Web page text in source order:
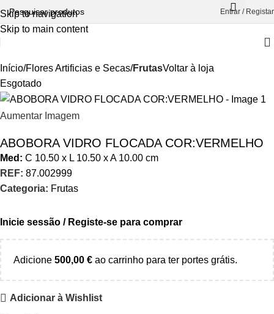
Skip to navigation
Skip to main content
Entrar / Registar
Início Flores Artificias e Secas FrutasVoltar à loja
Esgotado
Aumentar Imagem
ABOBORA VIDRO FLOCADA COR:VERMELHO
Med: C 10.50 x L 10.50 xA 10.00 cm
REF: 87.002999
Categoria: Frutas
Inicie sessão / Registe-se para comprar
Adicione 500,00 € ao carrinho para ter portes grátis.
Adicionar à Wishlist